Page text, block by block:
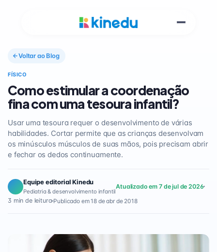
Voltar ao Blog
FÍSICO
Como estimular a coordenação
fina com uma tesoura infantil?
Usar uma tesoura requer o desenvolvimento de várias
habilidades. Cortar permite que as crianças desenvolvam
os minúsculos músculos de suas mãos, pois precisam abrir
e fechar os dedos continuamente.
Equipe editorial Kinedu
Pediatria & desenvolvimento infantil
Atualizado em 7 de jul de 2026
3 min de leitura Publicado em 18 de abr de 2018